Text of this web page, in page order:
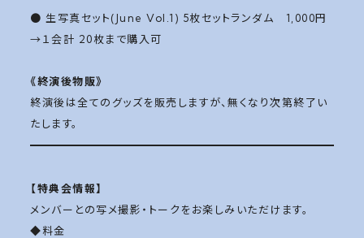
● 生写真セット(June Vol.1) 5枚セットランダム 1,000円
→１会計 20枚まで購入可
《終演後物販》
終演後は全てのグッズを販売しますが、無くなり次第終了い
たします。
【特典会情報】
メンバーとの写メ撮影・トークをお楽しみいただけます。
◆料金